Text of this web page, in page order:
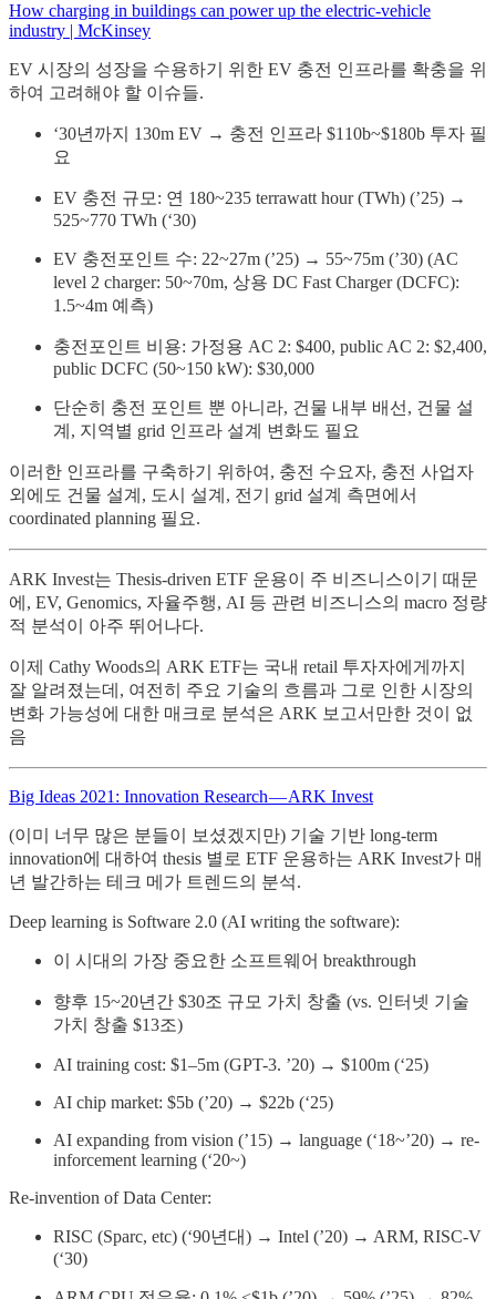
How charging in buildings can power up the electric-vehicle
industry | McKinsey
EV 시장의 성장을 수용하기 위한 EV 충전 인프라를 확충을 위
하여 고려해야 할 이슈들.
‘30년까지 130m EV → 충전 인프라 $110b~$180b 투자 필
요
EV 충전 규모: 연 180~235 terrawatt hour (TWh) (’25) →
525~770 TWh (‘30)
EV 충전포인트 수: 22~27m (’25) → 55~75m (’30) (AC
level 2 charger: 50~70m, 상용 DC Fast Charger (DCFC):
1.5~4m 예측)
충전포인트 비용: 가정용 AC 2: $400, public AC 2: $2,400,
public DCFC (50~150 kW): $30,000
단순히 충전 포인트 뿐 아니라, 건물 내부 배선, 건물 설
계, 지역별 grid 인프라 설계 변화도 필요
이러한 인프라를 구축하기 위하여, 충전 수요자, 충전 사업자
외에도 건물 설계, 도시 설계, 전기 grid 설계 측면에서
coordinated planning 필요.
ARK Invest는 Thesis-driven ETF 운용이 주 비즈니스이기 때문
에, EV, Genomics, 자율주행, AI 등 관련 비즈니스의 macro 정량
적 분석이 아주 뛰어나다.
이제 Cathy Woods의 ARK ETF는 국내 retail 투자자에게까지
잘 알려졌는데, 여전히 주요 기술의 흐름과 그로 인한 시장의
변화 가능성에 대한 매크로 분석은 ARK 보고서만한 것이 없
음
Big Ideas 2021: Innovation Research — ARK Invest
(이미 너무 많은 분들이 보셨겠지만) 기술 기반 long-term
innovation에 대하여 thesis 별로 ETF 운용하는 ARK Invest가 매
년 발간하는 테크 메가 트렌드의 분석.
Deep learning is Software 2.0 (AI writing the software):
이 시대의 가장 중요한 소프트웨어 breakthrough
향후 15~20년간 $30조 규모 가치 창출 (vs. 인터넷 기술
가치 창출 $13조)
AI training cost: $1–5m (GPT-3. ’20) → $100m (‘25)
AI chip market: $5b (’20) → $22b (‘25)
AI expanding from vision (’15) → language (‘18~’20) → re-
inforcement learning (‘20~)
Re-invention of Data Center:
RISC (Sparc, etc) (‘90년대) → Intel (’20) → ARM, RISC-V
(‘30)